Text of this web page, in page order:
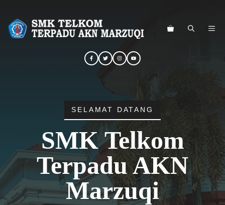
SELAMAT DATANG
SMK Telkom
Terpadu AKN
Marzuqi